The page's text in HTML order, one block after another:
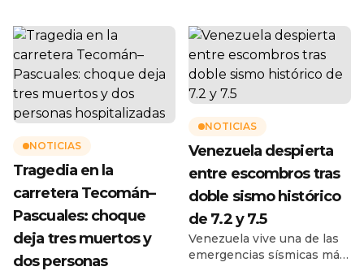
permanecer cuatro días en
un campamento de verano
en Ciudad Madero,
Tamaulipas. La Fiscalía
investiga el caso como
feminicidio y una joven de
18 años permanece en
primera persona imputada.
La muerte de Dafne Zapata
Quintos Martínez, una […]
provocando alarma y
evacuaciones preventivas
en Tapachula y diferentes
municipios de la región del
Soconusco. De acuerdo con
Sismológico Nacional, el
movimiento ocurrió a las
8:48:38 horas […]
NOTICIAS
Tragedia en la
carretera Tecomán–
Pascuales: choque
deja tres muertos y
dos personas
NOTICIAS
Venezuela despierta
entre escombros tras
doble sismo histórico
de 7.2 y 7.5
Venezuela vive una de las
emergencias sísmicas más